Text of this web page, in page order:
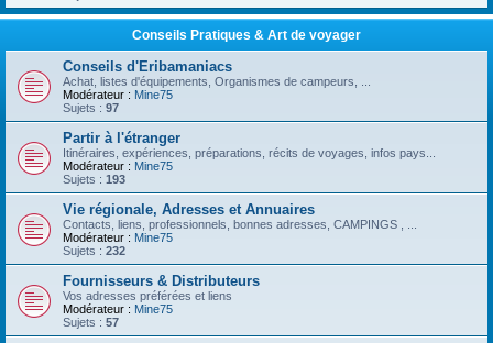
Conseils Pratiques & Art de voyager
Conseils d'Eribamaniacs
Achat, listes d'équipements, Organismes de campeurs, ...
Modérateur : Mine75
Sujets : 97
Partir à l'étranger
Itinéraires, expériences, préparations, récits de voyages, infos pays...
Modérateur : Mine75
Sujets : 193
Vie régionale, Adresses et Annuaires
Contacts, liens, professionnels, bonnes adresses, CAMPINGS , ...
Modérateur : Mine75
Sujets : 232
Fournisseurs & Distributeurs
Vos adresses préférées et liens
Modérateur : Mine75
Sujets : 57